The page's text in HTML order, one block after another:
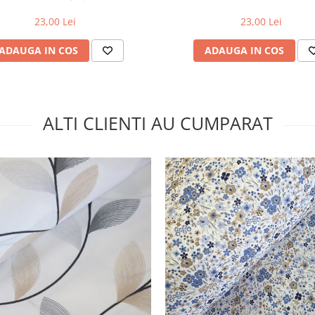
23,00 Lei
IN COS
23,00 Lei
ADAUGA IN COS
ALTI CLIENTI AU CUMPARAT